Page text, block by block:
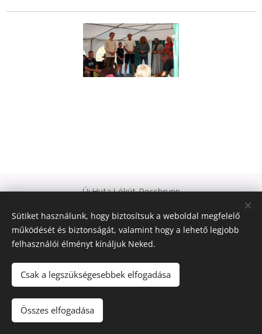
Új Huta Lókút-Rossbrunn
Európa Kultúrális Fővárosa
PAJTA PROJEKT
© 2021 Minden jog fenntartva
Magyar
Sütiket használunk, hogy biztosítsuk a weboldal megfelelő
működését és biztonságát, valamint hogy a lehető legjobb
felhasználói élményt kínáljuk Neked.
Csak a legszükségesebbek elfogadása
Összes elfogadása